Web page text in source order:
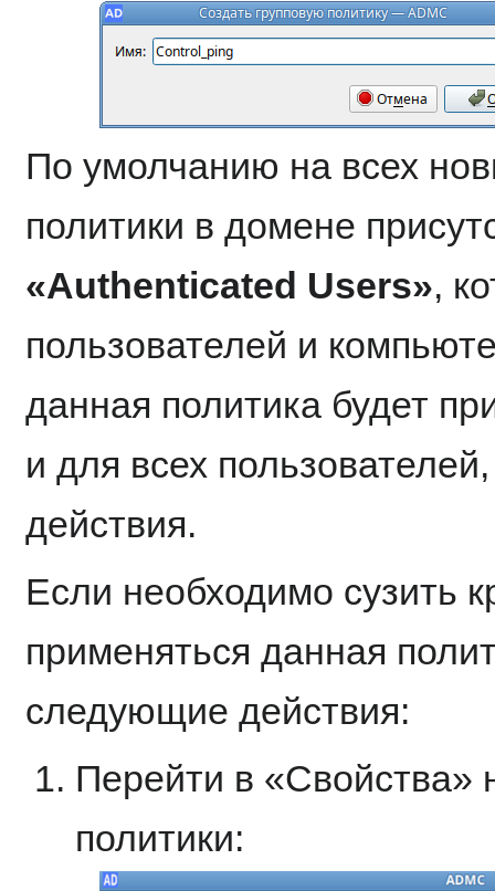
По умолчанию на всех
политики в домене
«Authenticated Users»,
пользователей и
данная политика будет
и для всех
действия.
Если необходимо сузить
применяться данная
следующие действия:
Перейти в «Свойства»
политики: